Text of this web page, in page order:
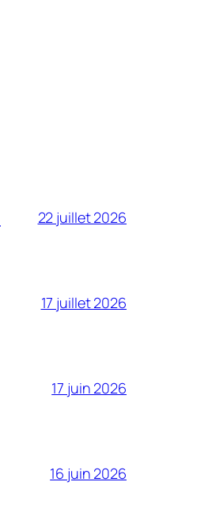
22 juillet 2026
17 juillet 2026
17 juin 2026
16 juin 2026